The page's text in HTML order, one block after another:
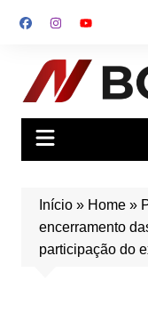
para
conteúdo
Início» Home»
encerramento
participação do